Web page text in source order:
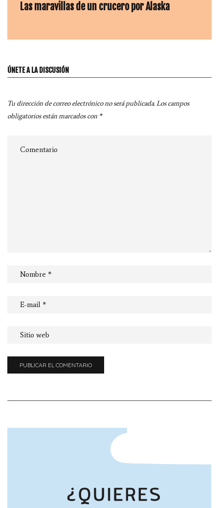
Las maravillas de un crucero por Alaska
ÚNETE A LA DISCUSIÓN
Tu dirección de correo electrónico no será publicada.Los campos
obligatorios están marcados con *